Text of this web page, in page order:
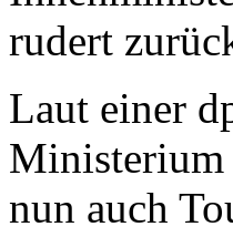
Laut einer
Ministerium
nun auch